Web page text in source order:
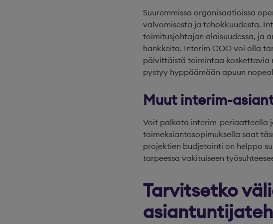
Suuremmissa organisaatioissa
valvomisesta ja tehokkuudesta.
toimitusjohtajan alaisuudessa, ja
hankkeita. Interim COO voi olla
päivittäistä toimintaa koskettavia
pystyy hyppäämään apuun
Muut interim-
Voit palkata interim-periaatteella
toimeksiantosopimuksella saat
projektien budjetointi on helppo
tarpeessa vakituiseen
Tarvitsetko